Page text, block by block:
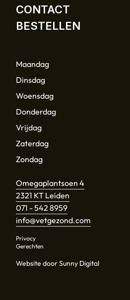
CONTACT
BESTELLEN
Maandag
Dinsdag
Woensdag
Donderdag
Vrijdag
Zaterdag
Zondag
Omegaplantsoen 4
2321 KT Leiden
071 - 542 8959
info@vetgezond.com
Privacy
Gerechten
Website door Sunny Digital